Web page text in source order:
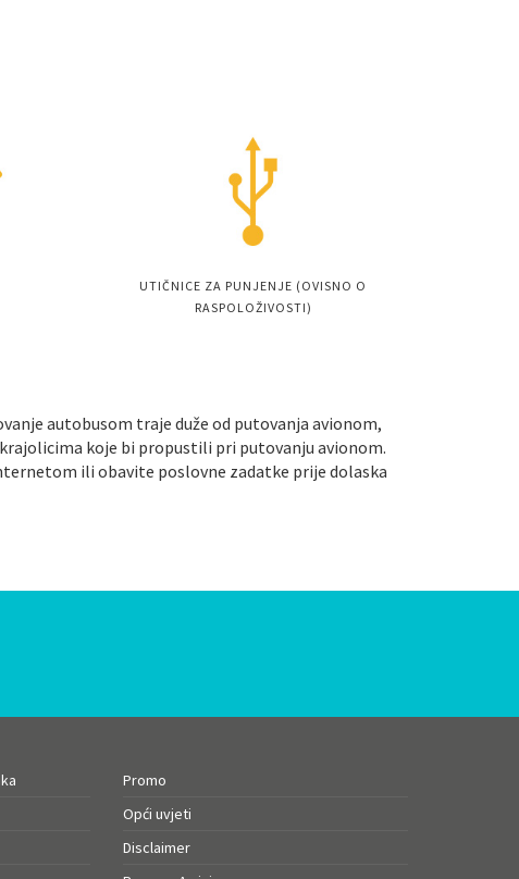
UTIČNICE ZA PUNJENJE (OVISNO O
RASPOLOŽIVOSTI)
autobusom traje duže od putovanja avionom,
koje bi propustili pri putovanju avionom.
ili obavite poslovne zadatke prije dolaska
Promo
Opći uvjeti
Disclaimer